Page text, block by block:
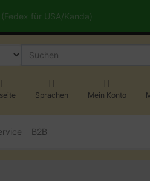
für USA/Kanda)
Sprachen Mein Konto
B2B